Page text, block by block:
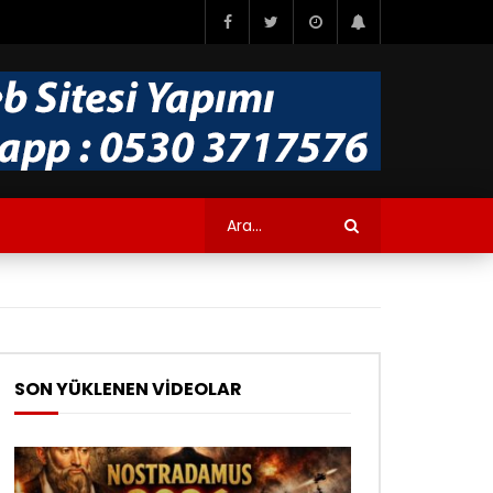
SON YÜKLENEN VİDEOLAR